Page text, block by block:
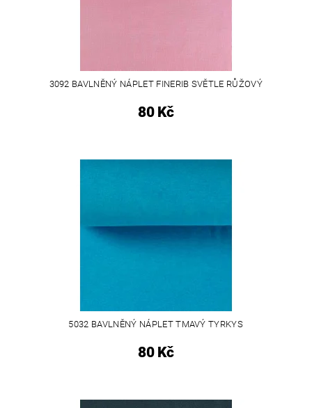
3092 BAVLNĚNÝ NÁPLET FINERIB SVĚTLE RŮŽOVÝ
80 Kč
5032 BAVLNĚNÝ NÁPLET TMAVÝ TYRKYS
80 Kč